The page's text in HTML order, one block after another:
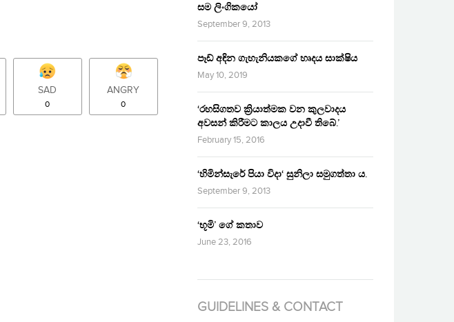
SAD
0
ANGRY
0
සම ලිංගිකයෝ
September 9, 2013
පෑඩ් අඳින ගැහැනියකගේ හෘදය සාක්ෂිය
May 10, 2019
‘රහසිගතව ක්‍රියාත්මක වන කුලවාදය
අවසන් කිරීමට කාලය උදාවී තිබේ.’
February 15, 2016
‘හිමින්සැරේ පියා විදා‘ සුනිලා සමුගත්තා ය.
September 9, 2013
‘භූමි’ ගේ කතාව
June 23, 2016
GUIDELINES & CONTACT